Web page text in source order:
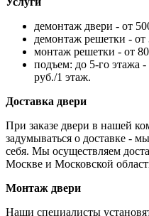
демонтаж двери - от
демонтаж решетки - от
монтаж решетки - от
подъем: до 5-го этажа
руб./1 этаж.
Доставка двери
При заказе двери в нашей
задумываться о доставке -
себя. Мы осуществляем
Москве и Московской
Монтаж двери
Наши специалисты